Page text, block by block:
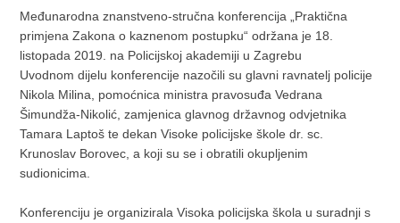
Međunarodna znanstveno-stručna konferencija „Praktična
primjena Zakona o kaznenom postupku“ održana je 18.
listopada 2019. na Policijskoj akademiji u Zagrebu
Uvodnom dijelu konferencije nazočili su glavni ravnatelj policije
Nikola Milina, pomoćnica ministra pravosuđa Vedrana
Šimundža-Nikolić, zamjenica glavnog državnog odvjetnika
Tamara Laptoš te dekan Visoke policijske škole dr. sc.
Krunoslav Borovec, a koji su se i obratili okupljenim
sudionicima.
Konferenciju je organizirala Visoka policijska škola u suradnji s